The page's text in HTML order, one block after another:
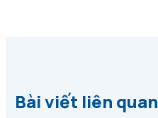
Bài viết liên quan